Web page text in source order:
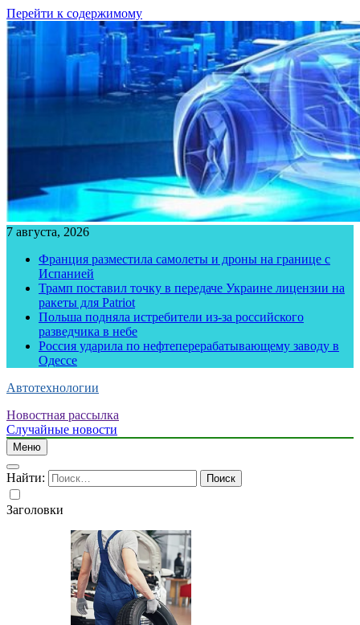
Перейти к содержимому
7 августа, 2026
Франция разместила самолеты и дроны на границе с
Испанией
Трамп поставил точку в передаче Украине лицензии на
ракеты для Patriot
Польша подняла истребители из-за российского
разведчика в небе
Россия ударила по нефтеперерабатывающему заводу в
Одессе
Автотехнологии
Новостная рассылка
Случайные новости
Меню
Найти:
Заголовки